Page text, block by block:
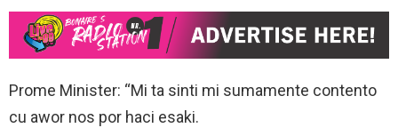
Prome Minister: “Mi ta sinti mi sumamente contento
cu awor nos por haci esaki.